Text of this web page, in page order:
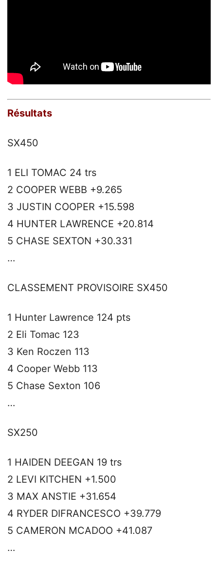
Résultats
SX450
1 ELI TOMAC 24 trs
2 COOPER WEBB +9.265
3 JUSTIN COOPER +15.598
4 HUNTER LAWRENCE +20.814
5 CHASE SEXTON +30.331
…
CLASSEMENT PROVISOIRE SX450
1 Hunter Lawrence 124 pts
2 Eli Tomac 123
3 Ken Roczen 113
4 Cooper Webb 113
5 Chase Sexton 106
…
SX250
1 HAIDEN DEEGAN 19 trs
2 LEVI KITCHEN +1.500
3 MAX ANSTIE +31.654
4 RYDER DIFRANCESCO +39.779
5 CAMERON MCADOO +41.087
…